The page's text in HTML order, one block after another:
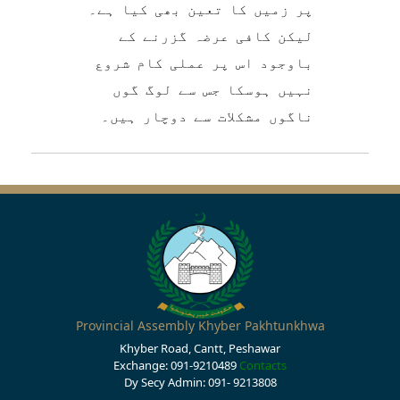
پر زمیں کا تعین بھی کیا ہے۔
لیکن کافی عرضہ گزرنے کے
باوجود اس پر عملی کام شروع
نہیں ہوسکا جس سے لوگ گوں
ناگوں مشکلات سے دوچار ہیں۔
Provincial Assembly Khyber Pakhtunkhwa
Khyber Road, Cantt, Peshawar
Exchange: 091-9210489 Contacts
Dy Secy Admin: 091- 9213808